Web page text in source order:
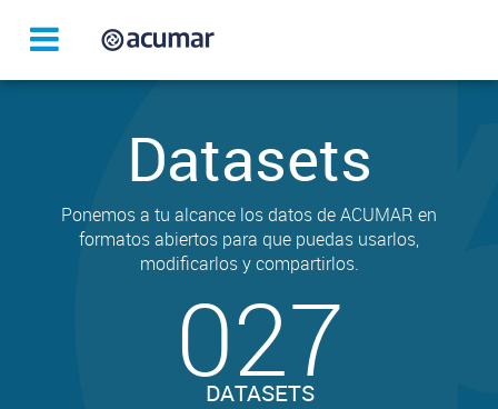
Datasets
Ponemos a tu alcance los datos de ACUMAR en
formatos abiertos para que puedas usarlos,
modificarlos y compartirlos.
027
DATASETS